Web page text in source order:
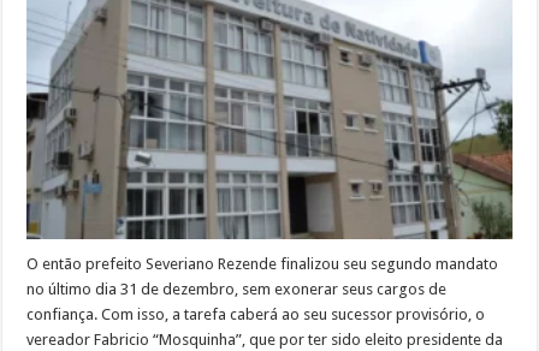
de
exoneração/nomeação
só
deverão
publicados
na
segunda
O então prefeito Severiano Rezende finalizou seu segundo mandato
no último dia 31 de dezembro, sem exonerar seus cargos de
confiança. Com isso, a tarefa caberá ao seu sucessor provisório, o
vereador Fabricio “Mosquinha”, que por ter sido eleito presidente da